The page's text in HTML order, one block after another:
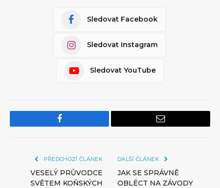
Sledovat Facebook
Sledovat Instagram
Sledovat YouTube
Facebook Email
PŘEDCHOZÍ ČLÁNEK
VESELÝ PRŮVODCE
SVĚTEM KOŇSKÝCH
DALŠÍ ČLÁNEK
JAK SE SPRÁVNĚ
OBLÉCT NA ZÁVODY